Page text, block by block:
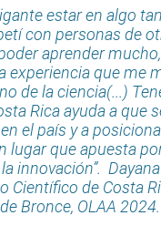
estar en algo
con personas de
aprender
experiencia que me
de la ciencia(...)
Rica ayuda a que
el país y a
lugar que apuesta
innovación”.
Científico de Costa
Bronce, OLAA 2024.